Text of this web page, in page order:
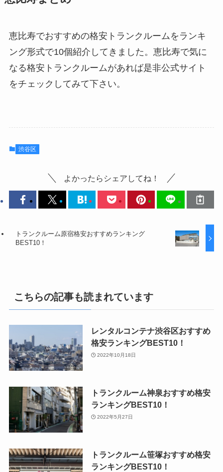
恵比寿でおすすめの格安トランクルームをランキ
ング形式で10個紹介してきました。恵比寿で気に
なる格安トランクルームがあれば是非公式サイト
をチェックしてみて下さい。
渋谷区
よかったらシェアしてね！
トランクルーム原宿格安おすすめランキング
BEST10！
こちらの記事も読まれています
レンタルコンテナ渋谷区おすすめ
格安ランキングBEST10！
2022年10月18日
トランクルーム神泉おすすめ格安
ランキングBEST10！
2022年5月27日
トランクルーム笹塚おすすめ格安
ランキングBEST10！